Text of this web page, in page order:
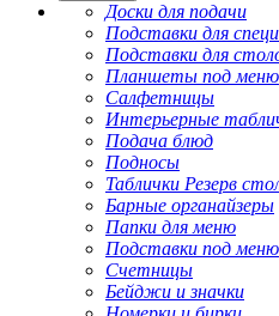
Доски для подачи
Подставки для
Подставки для
Планшеты под меню
Салфетницы
Интерьерные
Подача блюд
Подносы
Таблички Резерв
Барные органайзеры
Папки для меню
Подставки под меню
Счетницы
Бейджи и значки